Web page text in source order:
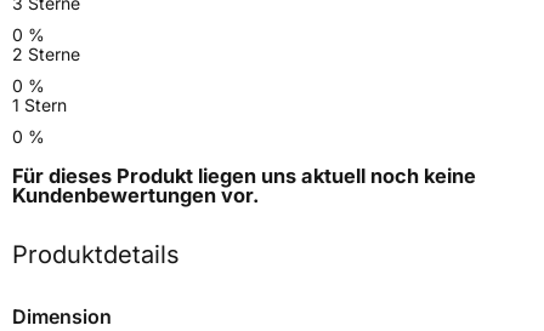
0 %
2 Sterne
0 %
1 Stern
0 %
Für dieses Produkt liegen uns aktuell noch keine
Kundenbewertungen vor.
Produktdetails
Dimension